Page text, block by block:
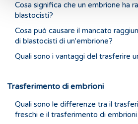
Cosa significa che un embrione ha
blastocisti?
Cosa può causare il mancato
di blastocisti di un'embrione?
Quali sono i vantaggi del trasferire
Trasferimento di embrioni
Quali sono le differenze tra il
freschi e il trasferimento di